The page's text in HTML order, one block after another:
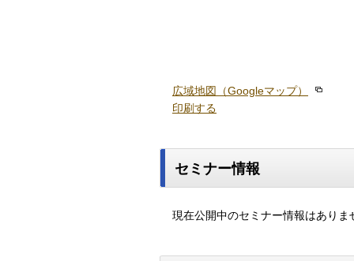
広域地図（Googleマップ）
印刷する
セミナー情報
現在公開中のセミナー情報はありま